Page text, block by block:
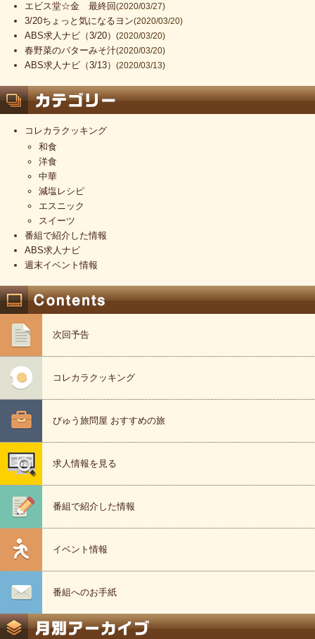
エビス堂☆金 最終回(2020/03/27)
3/20ちょっと気になるヨン(2020/03/20)
ABS求人ナビ（3/20）(2020/03/20)
春野菜のバターみそ汁(2020/03/20)
ABS求人ナビ（3/13）(2020/03/13)
コレカラクッキング
和食
洋食
中華
減塩レシピ
エスニック
スイーツ
番組で紹介した情報
ABS求人ナビ
週末イベント情報
次回予告
コレカラクッキング
びゅう旅問屋 おすすめの旅
求人情報を見る
番組で紹介した情報
イベント情報
番組へのお手紙